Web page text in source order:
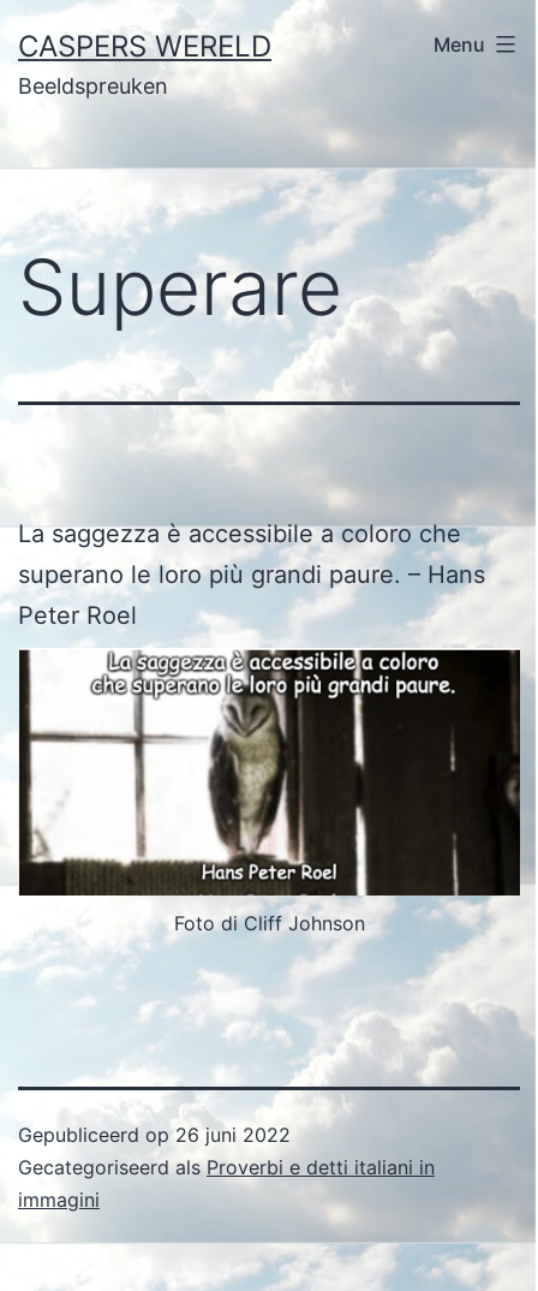
Ga
naar
de
CASPERS WERELD
Beeldspreuken
Menu
Superare
La saggezza è accessibile a coloro che
superano le loro più grandi paure. – Hans
Peter Roel
Foto di Cliff Johnson
Gepubliceerd op 26 juni 2022
Gecategoriseerd alsProverbi e detti italiani in
immagini